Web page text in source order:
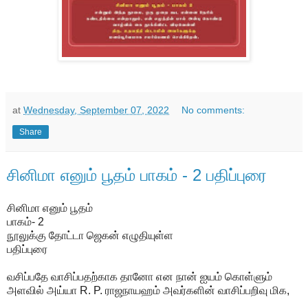
at Wednesday, September 07, 2022 No comments:
Share
சினிமா எனும் பூதம் பாகம் - 2 பதிப்புரை
சினிமா எனும் பூதம்
பாகம்- 2
நூலுக்கு தோட்டா ஜெகன் எழுதியுள்ள
பதிப்புரை
வசிப்பதே வாசிப்பதற்காக தானோ என நான் ஐயம் கொள்ளும்
அளவில் அய்யா R. P. ராஜநாயஹம் அவர்களின் வாசிப்பறிவு மிக,